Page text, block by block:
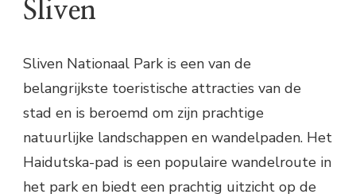
Sliven
Sliven Nationaal Park is een van de
belangrijkste toeristische attracties van de
stad en is beroemd om zijn prachtige
natuurlijke landschappen en wandelpaden. Het
Haidutska-pad is een populaire wandelroute in
het park en biedt een prachtig uitzicht op de